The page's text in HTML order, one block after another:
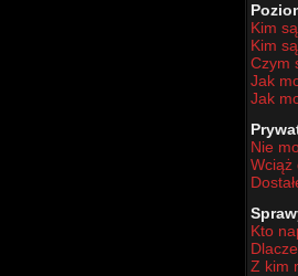
Kim
Kim
Czym
Jak
Jak
Nie
Wciąż
Kto
Z kim